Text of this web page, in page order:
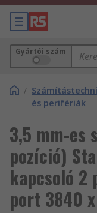
Gyártói szám
/
és perifériák
3,5 mm-es
pozíció)
kapcsoló 2
port 3840